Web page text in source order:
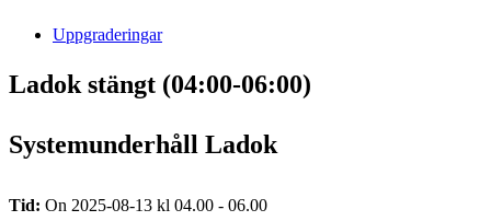
Uppgraderingar
Ladok stängt (04:00-06:00)
Systemunderhåll Ladok
Tid: On 2025-08-13 kl 04.00 - 06.00